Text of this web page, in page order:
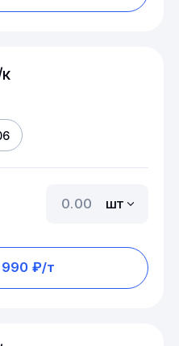
шт
990 ₽/т